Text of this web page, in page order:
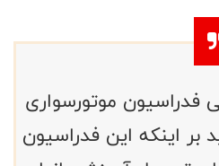
موتورسواری
بر اینکه این فدراسیون